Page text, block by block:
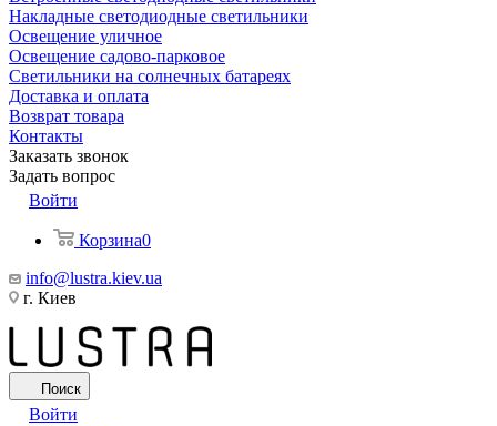
Накладные светодиодные светильники
Освещение уличное
Освещение садово-парковое
Светильники на солнечных батареях
Доставка и оплата
Возврат товара
Контакты
Заказать звонок
Задать вопрос
Войти
Корзина0
info@lustra.kiev.ua
г. Киев
Поиск
Войти